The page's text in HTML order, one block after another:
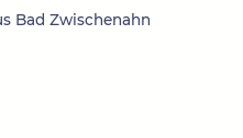
Bad Zwischenahn